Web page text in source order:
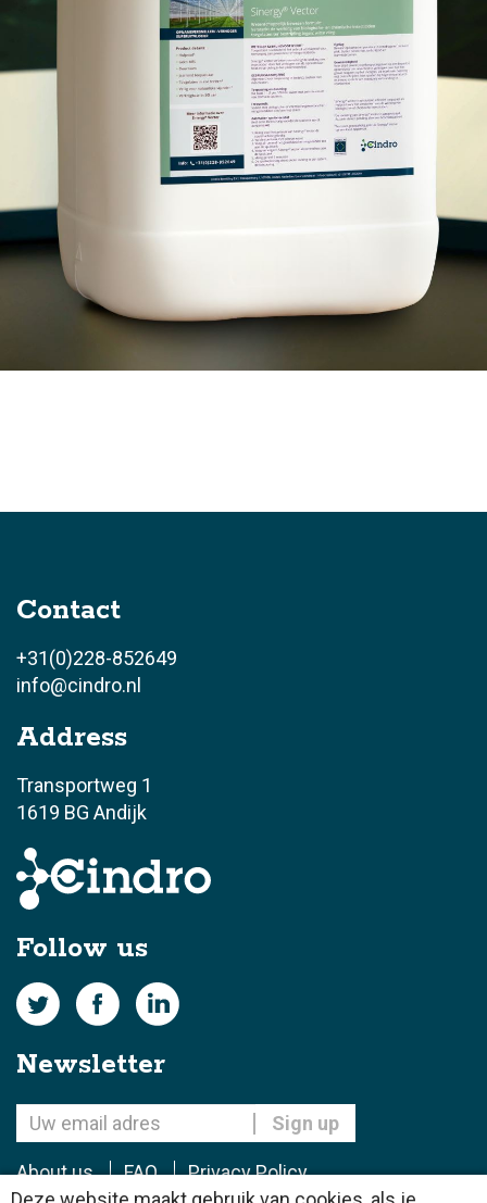
Contact
+31(0)228-852649
info@cindro.nl
Address
Transportweg 1
1619 BG Andijk
Follow us
Newsletter
About us FAQ Privacy Policy